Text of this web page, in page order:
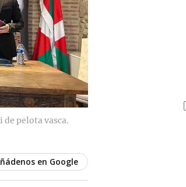
de pelota vasca.
en Google